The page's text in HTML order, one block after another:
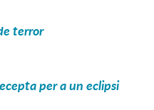
terror
per a un eclipsi